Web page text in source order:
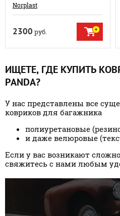
Norplast
2300 руб.
ИЩЕТЕ, ГДЕ КУПИТЬ
PANDA?
У нас представлены все
ковриков для багажника
полиуретановые
и даже велюровые
Если у вас возникают
свяжитесь с нами любым